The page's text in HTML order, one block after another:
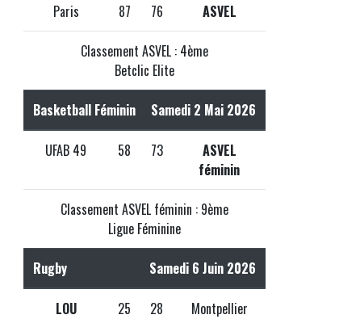
Paris 87 76 ASVEL
Classement ASVEL : 4ème
Betclic Elite
Basketball Féminin Samedi 2 Mai 2026
UFAB 49 58 73
ASVEL
féminin
Classement ASVEL féminin : 9ème
Ligue Féminine
Rugby Samedi 6 Juin 2026
LOU 25 28 Montpellier